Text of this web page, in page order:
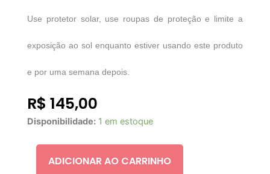
Use protetor solar, use roupas de proteção e limite a
exposição ao sol enquanto estiver usando este produto
e por uma semana depois.
R$ 145,00
Disponibilidade: 1 em estoque
THE
SALICYLIC
MASQUE
quantidade
ADICIONAR AO CARRINHO